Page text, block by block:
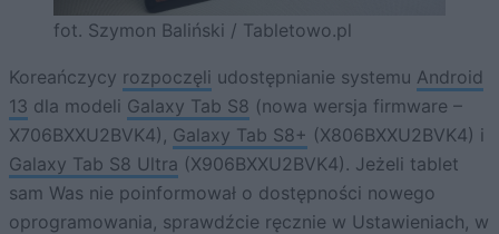
fot. Szymon Baliński / Tabletowo.pl
Koreańczycy rozpoczęli udostępnianie systemu Android
13 dla modeli Galaxy Tab S8 (nowa wersja firmware –
X706BXXU2BVK4), Galaxy Tab S8+ (X806BXXU2BVK4) i
Galaxy Tab S8 Ultra (X906BXXU2BVK4). Jeżeli tablet
sam Was nie poinformował o dostępności nowego
oprogramowania, sprawdźcie ręcznie w Ustawieniach, w